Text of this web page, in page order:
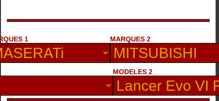
1 MARQUES 2
MODELES 2